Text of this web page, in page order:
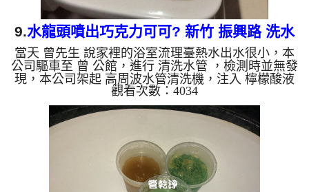
9.水龍頭噴出巧克力可可? 新竹 振興路 洗水
管
當天 曾先生 說家裡的浴室流理臺熱水出水很小，本
公司驅車至 曾 公館，進行 清洗水管 ，檢測時並無發
現，本公司架起 高周波水管清洗機，注入 檸檬酸液
至水管裡面，等候約15分，開啟 水管清洗機 ，開啟
週波脈衝 模式，要把水管內的污垢及異物沖出來，
一開始水管就噴出黃色的髒水，沒多久噴出咖啡色的
髒水，像是巧克力可可一樣，曾先生看到都嚇了一
跳，清洗約一小時後，曾先生 很高興熱水可以正常
使用了!! 如是自來水，如水管老化，會產生鐵鏽跟泥
沙堆積，洗出來的水就會是咖啡色，地下水含有氧化
錳，管壁上會結...
觀看次數：4034